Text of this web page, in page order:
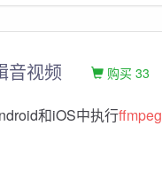
音视频 购买 33
和iOS中执行ffmpeg